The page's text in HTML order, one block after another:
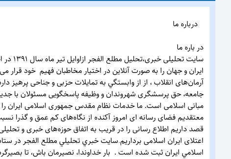
درباره ما
در باره ما
ایران و جهان را به صورت آنلاین در اختیار مخاطبان فهيم خود قرار
آرمان‌های انقلاب ، از از وابستگي به تمایلات حزبی و جناحی پرهیز
جامعه، حق پرسشگری شهروندان و وظیفه پاسخگویی مسئولان با
مبانی اسلامی است. ما خدمات نظام مقدس جمهوری اسلامی ایران
معتقدیم فضای رسانه ای امروز آکنده از نگاه‌ها‌ی کم عمق و گذرا
قصد داریم اطلاع رسانی را در قریب به اتفاق حوزه‌ها‌ی خبری و
اعتلای ایران اسلامی برداریم.سایت خبري تحليلي مطلع الفجر در
اسلامي ايران ثبت شده است . بار خداوندا، نصیرمان باش، تا